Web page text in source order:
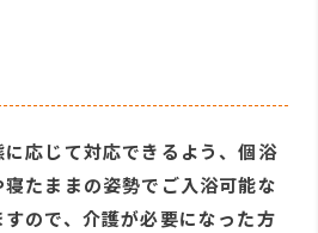
応じて対応できるよう、個浴
たままの姿勢でご入浴可能な
ので、介護が必要になった方